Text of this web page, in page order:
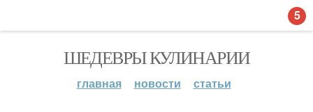
ШЕДЕВРЫ КУЛИНАРИИ
главная новости статьи
5